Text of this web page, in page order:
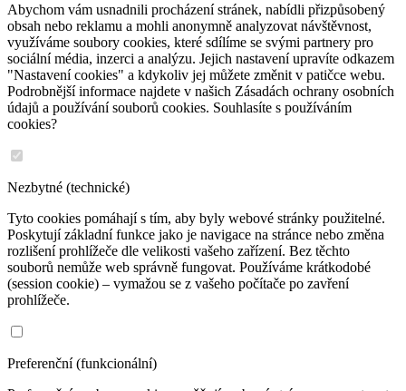
Abychom vám usnadnili procházení stránek, nabídli přizpůsobený
obsah nebo reklamu a mohli anonymně analyzovat návštěvnost,
využíváme soubory cookies, které sdílíme se svými partnery pro
sociální média, inzerci a analýzu. Jejich nastavení upravíte odkazem
"Nastavení cookies" a kdykoliv jej můžete změnit v patičce webu.
Podrobnější informace najdete v našich Zásadách ochrany osobních
údajů a používání souborů cookies. Souhlasíte s používáním
cookies?
Nezbytné (technické)
Tyto cookies pomáhají s tím, aby byly webové stránky použitelné.
Poskytují základní funkce jako je navigace na stránce nebo změna
rozlišení prohlížeče dle velikosti vašeho zařízení. Bez těchto
souborů nemůže web správně fungovat. Používáme krátkodobé
(session cookie) – vymažou se z vašeho počítače po zavření
prohlížeče.
Preferenční (funkcionální)